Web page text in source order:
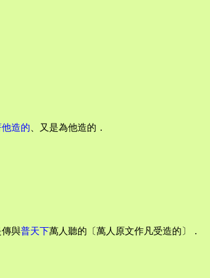
造的 、又是為他造的．
與普天下萬人聽的〔萬人原文作凡受造的〕．